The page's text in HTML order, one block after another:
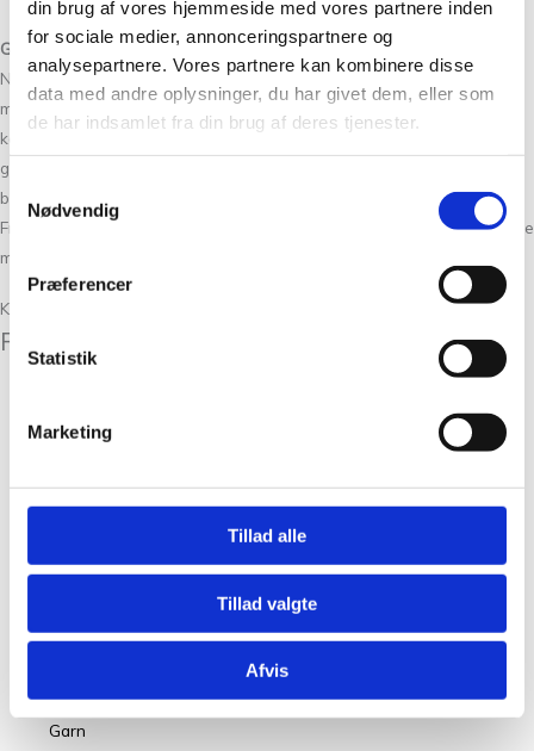
din brug af vores hjemmeside med vores partnere inden
for sociale medier, annonceringspartnere og
analysepartnere. Vores partnere kan kombinere disse
data med andre oplysninger, du har givet dem, eller som
de har indsamlet fra din brug af deres tjenester.
Nødvendig
Præferencer
Statistik
Marketing
Tillad alle
Tillad valgte
Afvis
God service og hurtig levering
Når du bestiller garn online hos Tante Grøn CPH, kan du altid regne
med hurtig levering og personlig service. Det gælder uanset, om du
køber garn, brugskunst eller strikke- og hækletilbehør. Vi har ofte
gode tilbud på udvalgte mærker, og vi gør os umage for at skabe den
bedste kundeoplevelse – både online og i vores hyggelige butik på
Frederiksberg. Her kan du opdage nye produkter, få inspiration og ikke
mindst gode råd om strik og hækling til dit næste projekt.
Kunder købte også
Relaterede varer
Havblik Rosa 23
kr.75,00 Tilføj til kurv
Havblik Garn
Fersken 02
Garn